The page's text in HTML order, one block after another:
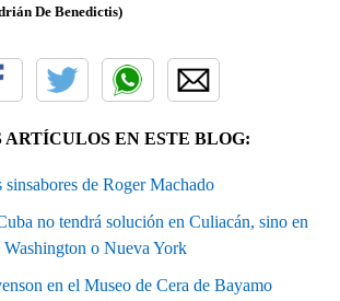
De Benedictis)
ARTÍCULOS EN ESTE BLOG:
sinsabores de Roger Machado
no tendrá solución en Culiacán, sino en
Washington o Nueva York
en el Museo de Cera de Bayamo